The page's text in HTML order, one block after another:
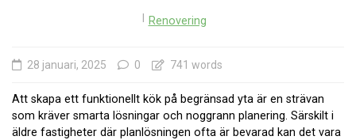
Renovering
28 januari, 2025 0 741 words
Att skapa ett funktionellt kök på begränsad yta är en strävan
som kräver smarta lösningar och noggrann planering. Särskilt i
äldre fastigheter där planlösningen ofta är bevarad kan det vara